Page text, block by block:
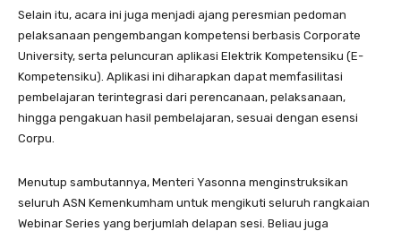
Selain itu, acara ini juga menjadi ajang peresmian pedoman
pelaksanaan pengembangan kompetensi berbasis Corporate
University, serta peluncuran aplikasi Elektrik Kompetensiku (E-
Kompetensiku). Aplikasi ini diharapkan dapat memfasilitasi
pembelajaran terintegrasi dari perencanaan, pelaksanaan,
hingga pengakuan hasil pembelajaran, sesuai dengan esensi
Corpu.
Menutup sambutannya, Menteri Yasonna menginstruksikan
seluruh ASN Kemenkumham untuk mengikuti seluruh rangkaian
Webinar Series yang berjumlah delapan sesi. Beliau juga